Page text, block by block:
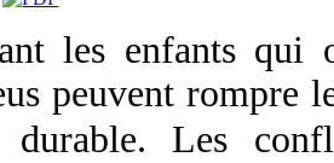
les enfants qui
peuvent rompre
Les